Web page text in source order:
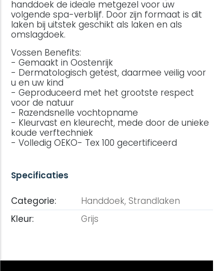
handdoek de ideale metgezel voor uw
volgende spa-verblijf. Door zijn formaat is dit
laken bij uitstek geschikt als laken en als
omslagdoek.
Vossen Benefits:
- Gemaakt in Oostenrijk
- Dermatologisch getest, daarmee veilig voor
u en uw kind
- Geproduceerd met het grootste respect
voor de natuur
- Razendsnelle vochtopname
- Kleurvast en kleurecht, mede door de unieke
koude verftechniek
- Volledig OEKO- Tex 100 gecertificeerd
Specificaties
Categorie: Handdoek,Strandlaken
Kleur:
Grijs